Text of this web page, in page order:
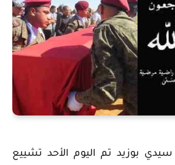
بوزيد تم اليوم الأحد تشييع